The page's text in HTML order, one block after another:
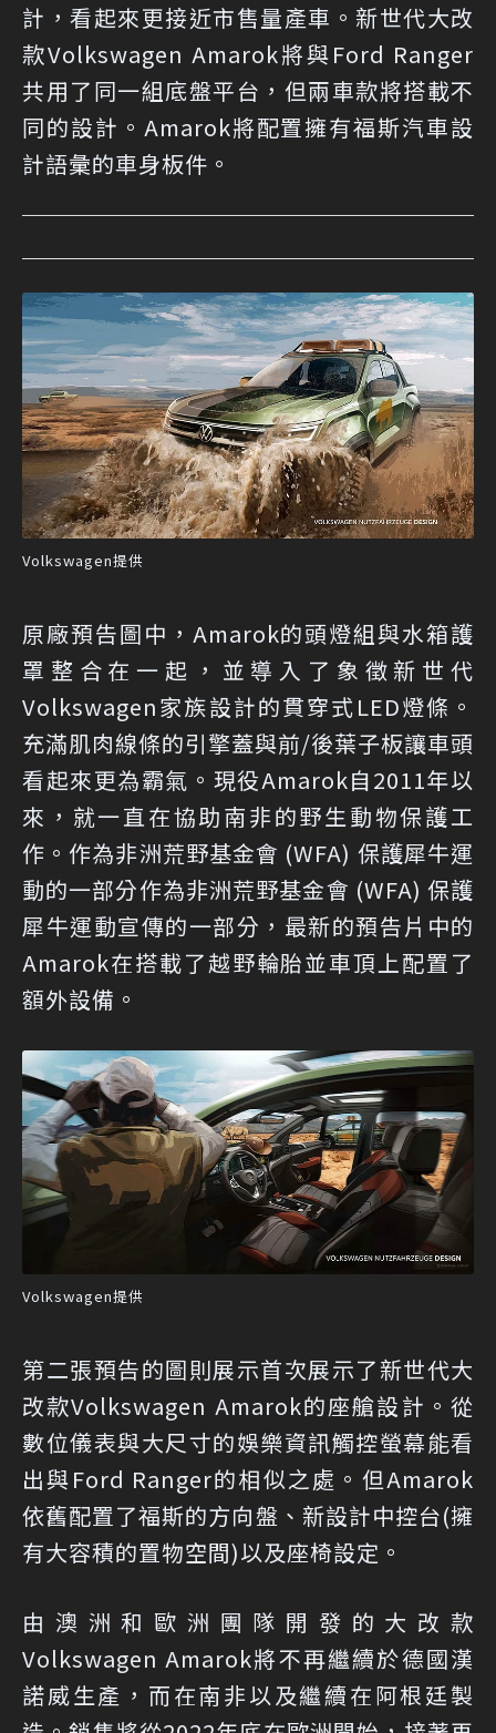
計，看起來更接近市售量產車。新世代大改
款Volkswagen Amarok將與Ford Ranger
共用了同一組底盤平台，但兩車款將搭載不
同的設計。Amarok將配置擁有福斯汽車設
計語彙的車身板件。
Volkswagen提供
原廠預告圖中，Amarok的頭燈組與水箱護
罩整合在一起，並導入了象徵新世代
Volkswagen家族設計的貫穿式LED燈條。
充滿肌肉線條的引擎蓋與前/後葉子板讓車頭
看起來更為霸氣。現役Amarok自2011年以
來，就一直在協助南非的野生動物保護工
作。作為非洲荒野基金會 (WFA) 保護犀牛運
動的一部分作為非洲荒野基金會 (WFA) 保護
犀牛運動宣傳的一部分，最新的預告片中的
Amarok在搭載了越野輪胎並車頂上配置了
額外設備。
Volkswagen提供
第二張預告的圖則展示首次展示了新世代大
改款Volkswagen Amarok的座艙設計。從
數位儀表與大尺寸的娛樂資訊觸控螢幕能看
出與Ford Ranger的相似之處。但Amarok
依舊配置了福斯的方向盤、新設計中控台(擁
有大容積的置物空間)以及座椅設定。
由澳洲和歐洲團隊開發的大改款
Volkswagen Amarok將不再繼續於德國漢
諾威生產，而在南非以及繼續在阿根廷製